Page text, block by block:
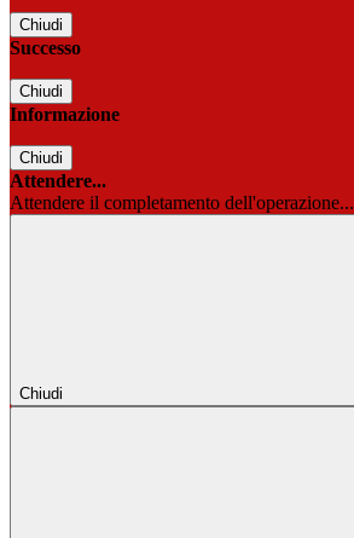
Chiudi
Successo
Chiudi
Informazione
Chiudi
Attendere...
Attendere il completamento dell'operazione...
Chiudi